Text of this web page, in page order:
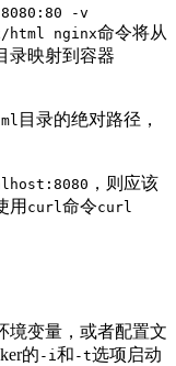
-v
html nginx命令将从
录映射到容器
目录的绝对路径，
，则应该
用 curl 命令curl
境变量，或者配置文
的-i 和 -t选项启动